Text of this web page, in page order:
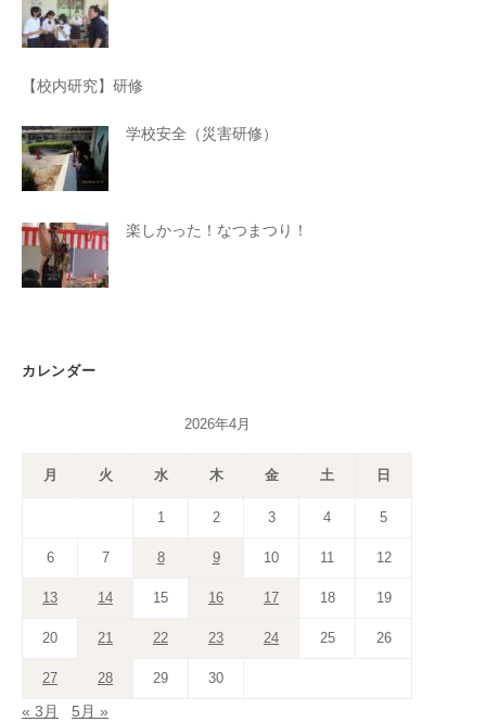
【校内研究】研修
学校安全（災害研修）
楽しかった！なつまつり！
カレンダー
2026年4月
月 火 水 木 金 土 日
1 2 3 4 5
6 7 8 9 10 11 12
13 14 15 16 17 18 19
20 21 22 23 24 25 26
27 28 29 30
« 3月 5月 »